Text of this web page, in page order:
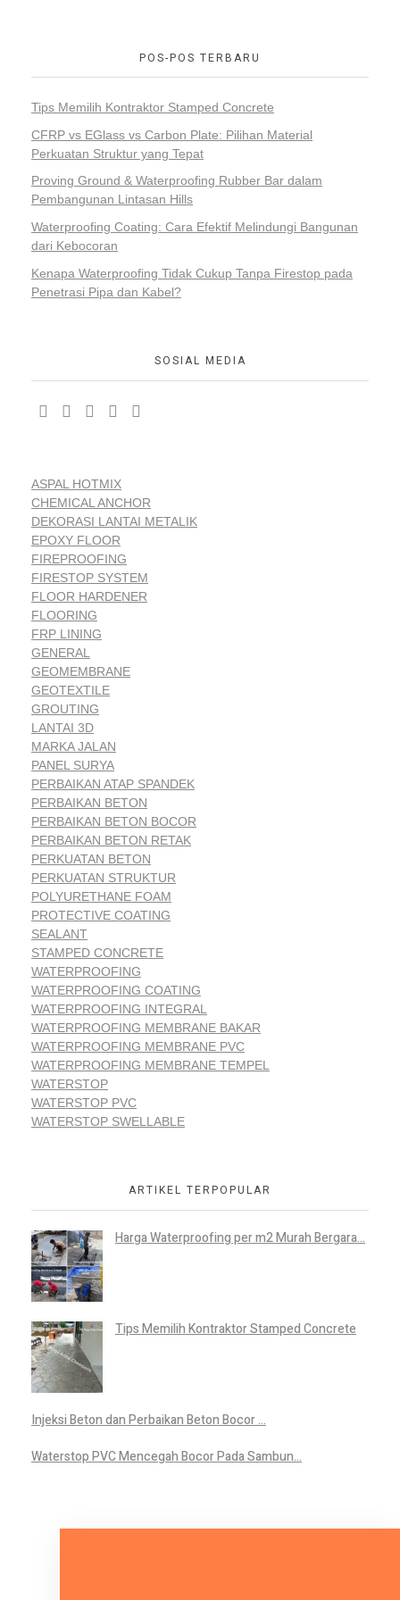
POS-POS TERBARU
Tips Memilih Kontraktor Stamped Concrete
CFRP vs EGlass vs Carbon Plate: Pilihan Material
Perkuatan Struktur yang Tepat
Proving Ground & Waterproofing Rubber Bar dalam
Pembangunan Lintasan Hills
Waterproofing Coating: Cara Efektif Melindungi Bangunan
dari Kebocoran
Kenapa Waterproofing Tidak Cukup Tanpa Firestop pada
Penetrasi Pipa dan Kabel?
SOSIAL MEDIA
ASPAL HOTMIX
CHEMICAL ANCHOR
DEKORASI LANTAI METALIK
EPOXY FLOOR
FIREPROOFING
FIRESTOP SYSTEM
FLOOR HARDENER
FLOORING
FRP LINING
GENERAL
GEOMEMBRANE
GEOTEXTILE
GROUTING
LANTAI 3D
MARKA JALAN
PANEL SURYA
PERBAIKAN ATAP SPANDEK
PERBAIKAN BETON
PERBAIKAN BETON BOCOR
PERBAIKAN BETON RETAK
PERKUATAN BETON
PERKUATAN STRUKTUR
POLYURETHANE FOAM
PROTECTIVE COATING
SEALANT
STAMPED CONCRETE
WATERPROOFING
WATERPROOFING COATING
WATERPROOFING INTEGRAL
WATERPROOFING MEMBRANE BAKAR
WATERPROOFING MEMBRANE PVC
WATERPROOFING MEMBRANE TEMPEL
WATERSTOP
WATERSTOP PVC
WATERSTOP SWELLABLE
ARTIKEL TERPOPULAR
Harga Waterproofing per m2 Murah Bergara...
Tips Memilih Kontraktor Stamped Concrete
Injeksi Beton dan Perbaikan Beton Bocor ...
Waterstop PVC Mencegah Bocor Pada Sambun...